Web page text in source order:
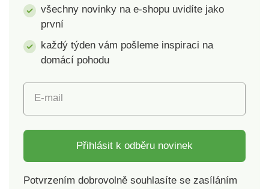
všechny novinky na e-shopu uvidíte jako
první
každý týden vám pošleme inspiraci na
domácí pohodu
E-mail
Přihlásit k odběru novinek
Potvrzením dobrovolně souhlasíte se zasíláním